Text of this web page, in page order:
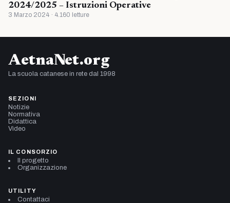
2024/2025 – Istruzioni Operative
3 Marzo 2024 · 4.160 letture
AetnaNet.org
La scuola catanese in rete dal 1998
SEZIONI
Notizie
Normativa
Didattica
Video
IL CONSORZIO
Il progetto
Organizzazione
UTILITY
Contattaci